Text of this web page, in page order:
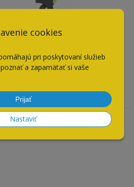
cookies
pri poskytovaní služieb
a zapamätať si vaše
Prijať
Nastaviť
zákazníkmi